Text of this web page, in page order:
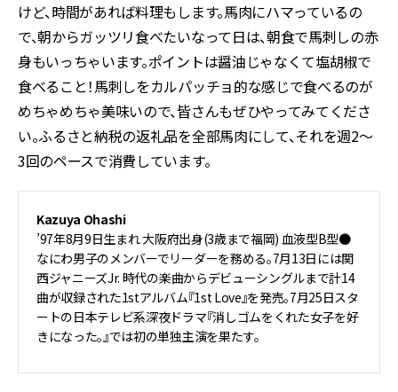
けど、時間があれば料理もします。馬肉にハマっているの
で、朝からガッツリ食べたいなって日は、朝食で馬刺しの赤
身もいっちゃいます。ポイントは醤油じゃなくて塩胡椒で
食べること！馬刺しをカルパッチョ的な感じで食べるのが
めちゃめちゃ美味いので、皆さんもぜひやってみてくださ
い。ふるさと納税の返礼品を全部馬肉にして、それを週2〜
3回のペースで消費しています。
Kazuya Ohashi
’97年8月9日生まれ 大阪府出身(3歳まで福岡) 血液型B型●
なにわ男子のメンバーでリーダーを務める。7月13日には関
西ジャニーズJr. 時代の楽曲からデビューシングルまで計14
曲が収録された1stアルバム『1st Love』を発売。7月25日スタ
ートの日本テレビ系深夜ドラマ『消しゴムをくれた女子を好
きになった。』では初の単独主演を果たす。